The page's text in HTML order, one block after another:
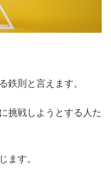
鉄則と言えます。
挑戦しようとする人た
ます。